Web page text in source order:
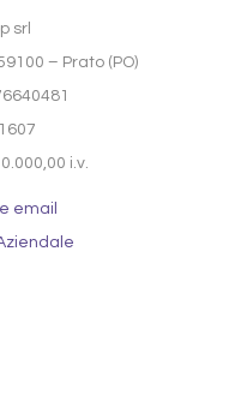
srl
– Prato (PO)
i.v.
email